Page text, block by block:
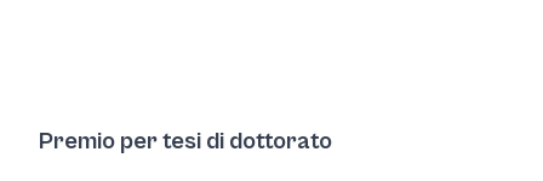
Premio per tesi di dottorato